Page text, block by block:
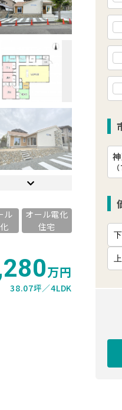
ル
オール電化
住宅
万円
38.07坪 4LDK
（